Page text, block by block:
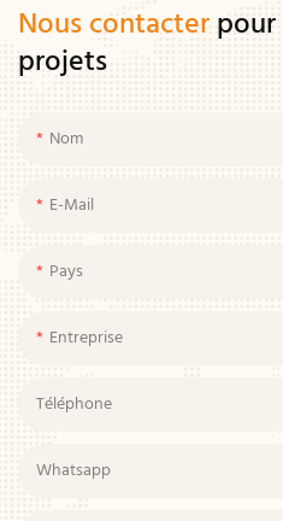
Nous contacterpour
projets
Nom
E-Mail
Pays
Entreprise
Téléphone
Whatsapp